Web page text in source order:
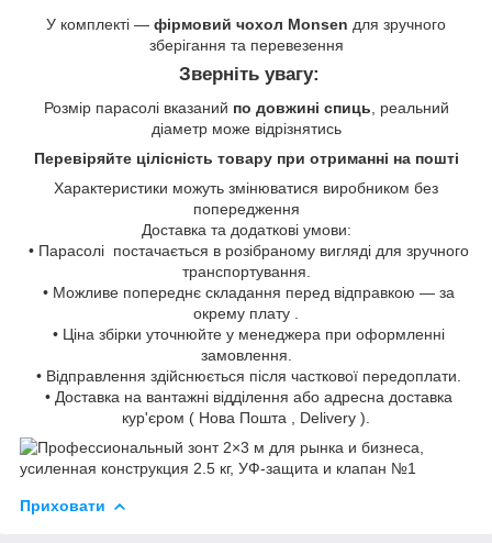
У комплекті — фірмовий чохол Monsen для зручного
зберігання та перевезення
Зверніть увагу:
Розмір парасолі вказаний по довжині спиць , реальний
діаметр може відрізнятись
Перевіряйте цілісність товару при отриманні на пошті
Характеристики можуть змінюватися виробником без
попередження
Доставка та додаткові умови:
• Парасолі постачається в розібраному вигляді для зручного
транспортування.
• Можливе попереднє складання перед відправкою — за
окрему плату .
• Ціна збірки уточнюйте у менеджера при оформленні
замовлення.
• Відправлення здійснюється після часткової передоплати.
• Доставка на вантажні відділення або адресна доставка
кур'єром ( Нова Пошта , Delivery ).
Приховати